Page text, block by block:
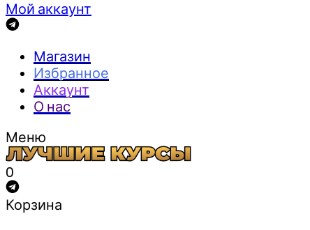
Мой аккаунт
Магазин
Избранное
Аккаунт
О нас
Меню
0
Корзина